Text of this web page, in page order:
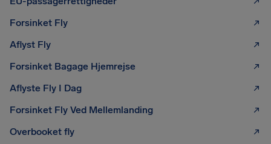
Forsinket Fly
Aflyst Fly
Forsinket Bagage Hjemrejse
Aflyste Fly I Dag
Forsinket Fly Ved Mellemlanding
Overbooket fly